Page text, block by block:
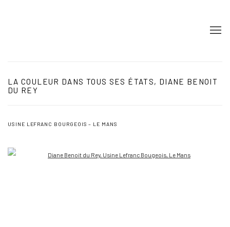
LA COULEUR DANS TOUS SES ÉTATS, DIANE BENOIT
DU REY
USINE LEFRANC BOURGEOIS – LE MANS
Open a larger version of the following image in a popup:
Open a larger version of the following image in a popup: